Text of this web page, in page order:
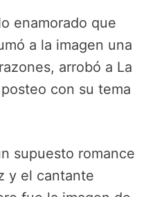
enamorado que
a la imagen una
arrobó a La
con su tema
supuesto romance
y el cantante